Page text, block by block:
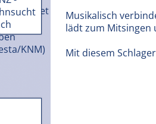
Musikalisch
lädt zum Mitsingen
Mit diesem